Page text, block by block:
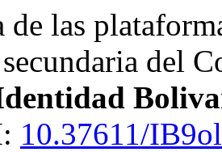
de las
del
10.37611/